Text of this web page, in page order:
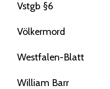
Vstgb §6
Völkermord
Westfalen-Blatt
William Barr